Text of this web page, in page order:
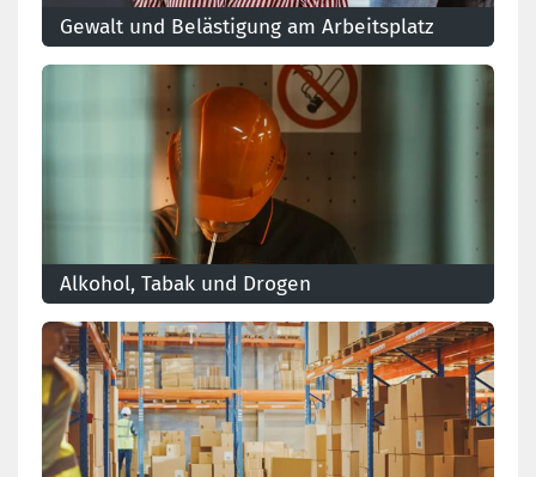
Gewalt und Belästigung am Arbeitsplatz
Alkohol, Tabak und Drogen
Die Zeichen erkennen und auf angemessene Weise
auf Suchtprobleme am Arbeitsplatz antworten